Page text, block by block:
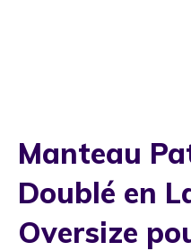
Manteau
Doublé en
Oversize